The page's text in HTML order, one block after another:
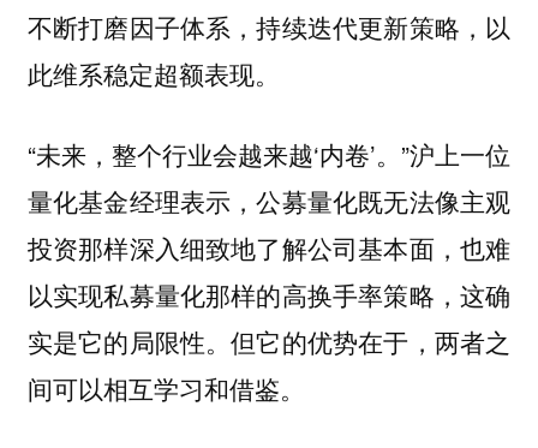
不断打磨因子体系，持续迭代更新策略，以
此维系稳定超额表现。
“未来，整个行业会越来越‘内卷’。”沪上一位
量化基金经理表示，公募量化既无法像主观
投资那样深入细致地了解公司基本面，也难
以实现私募量化那样的高换手率策略，这确
实是它的局限性。但它的优势在于，两者之
间可以相互学习和借鉴。